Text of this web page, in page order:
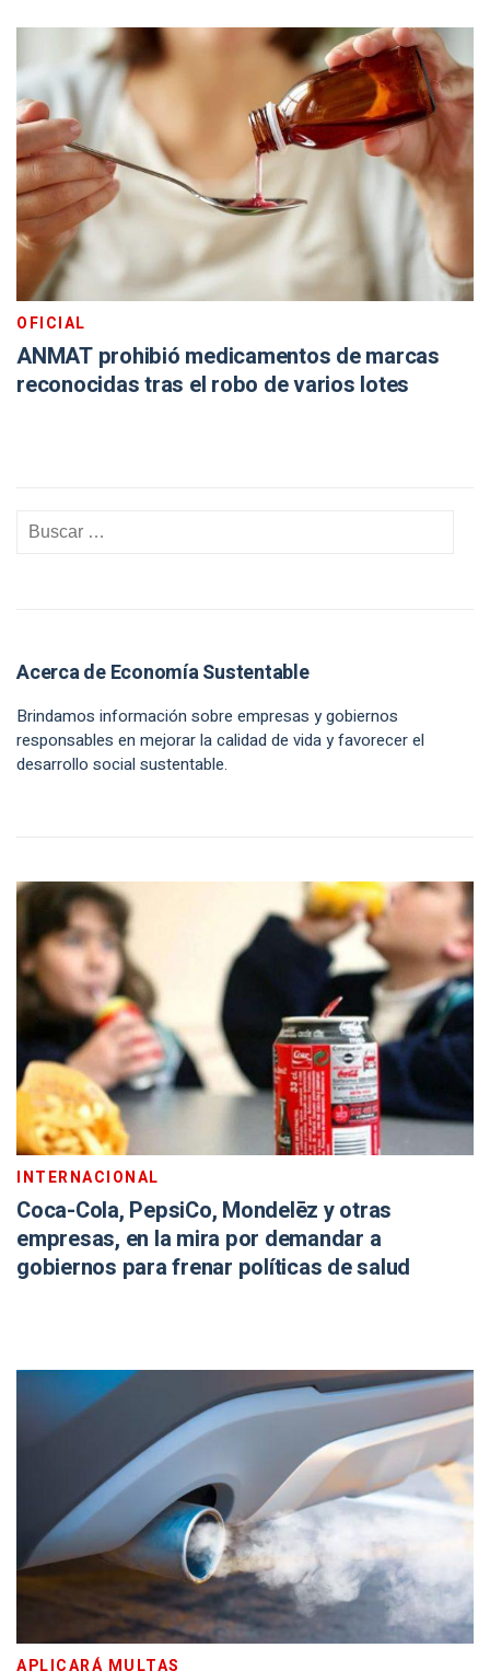
OFICIAL
ANMAT prohibió medicamentos de marcas
reconocidas tras el robo de varios lotes
Acerca de Economía Sustentable
Brindamos información sobre empresas y gobiernos
responsables en mejorar la calidad de vida y favorecer el
desarrollo social sustentable.
INTERNACIONAL
Coca-Cola, PepsiCo, Mondelēz y otras
empresas, en la mira por demandar a
gobiernos para frenar políticas de salud
APLICARÁ MULTAS